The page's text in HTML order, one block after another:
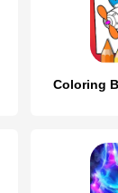
Coloring